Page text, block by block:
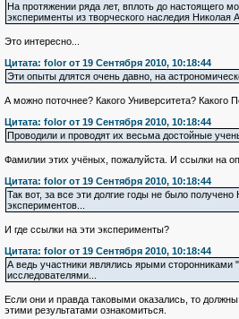
На протяжении ряда лет, вплоть до настоящего
эксперименты из творческого наследия Николая
Это интересно...
Цитата: folor от 19 Сентября 2010, 10:18:44
Эти опыты длятся очень давно, на
А можно поточнее? Какого Университета? Какого
Цитата: folor от 19 Сентября 2010, 10:18:44
Проводили и проводят их весьма достойные
Фамилии этих учёных, пожалуйста. И ссылки на
Цитата: folor от 19 Сентября 2010, 10:18:44
Так вот, за все эти долгие годы не было
экспериментов...
И где ссылки на эти эксперименты?
Цитата: folor от 19 Сентября 2010, 10:18:44
А ведь участники являлись ярыми
исследователями...
Если они и правда таковыми оказались, то
этими результатами ознакомиться.